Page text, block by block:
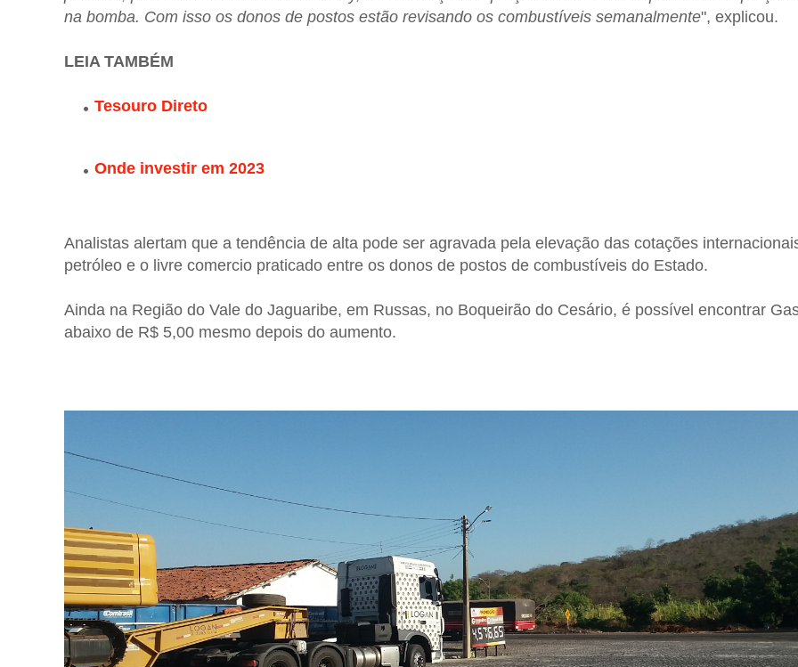
na bomba. Com isso os donos de postos estão revisando os combustíveis semanalmente", explicou.
LEIA TAMBÉM
Tesouro Direto
Onde investir em 2023
Analistas alertam que a tendência de alta pode ser agravada pela elevação das cotações
petróleo e o livre comercio praticado entre os donos de postos de combustíveis do Estado.
Ainda na Região do Vale do Jaguaribe, em Russas, no Boqueirão do Cesário, é possível encontrar
abaixo de R$ 5,00 mesmo depois do aumento.